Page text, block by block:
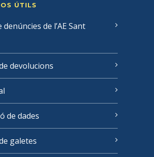
ÚTILS
denúncies de l’AE Sant
devolucions
de dades
galetes